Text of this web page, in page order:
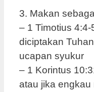
3. Makan
– 1 Timotius
diciptakan
ucapan syukur
– 1 Korintus
atau jika